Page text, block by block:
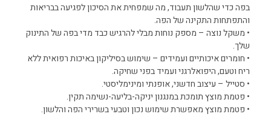
בפה כדי שהלשון תעבוד, מה שמפחית את הסיכון לפגיעה בבריאות
והתפתחות התקינה של הפה.
• משקל נוצה – מספק נוחות מבלי להרגיש כבד מדי בפה של התינוק
שלך.
• חומרים איכותיים ועמידים – שימוש בסיליקון באיכות רפואית ללא
ריח וטעם, היפואלרגני ועמיד בפני שחיקה.
• סטייל – עיצוב חדשני, אופנתי ומינימליסטי.
• פטמת מוצץ תומכת במנגנון יניקה-בליעה-נשימה תקין.
• פטמת מוצץ מאפשרת שימוש נכון וטבעי בשרירי הפה והלשון.